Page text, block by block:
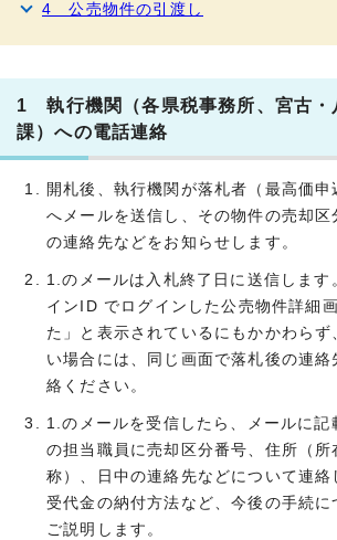
4 公売物件の引渡し
1 執行機関（各県税事務所、宮古・
課）への電話連絡
開札後、執行機関が落札者（最高価
へメールを送信し、その物件の売却区
の連絡先などをお知らせします。
1.のメールは入札終了日に送信します
インID でログインした公売物件詳細
た」と表示されているにもかかわらず
い場合には、同じ画面で落札後の連絡
絡ください。
1.のメールを受信したら、メールに記
の担当職員に売却区分番号、住所（所
称）、日中の連絡先などについて連絡
受代金の納付方法など、今後の手続に
ご説明します。